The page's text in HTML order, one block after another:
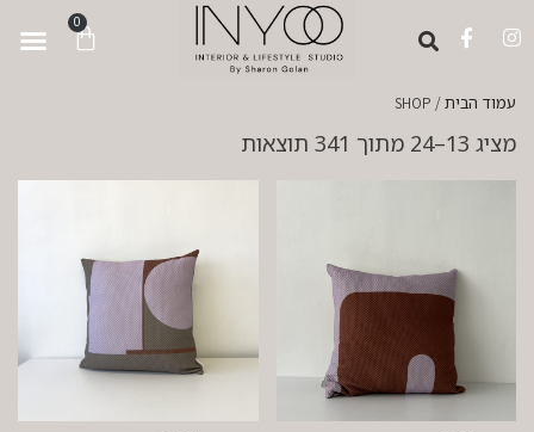
0
עמוד הבית/ SHOP
מציג 13–24 מתוך 341 תוצאות